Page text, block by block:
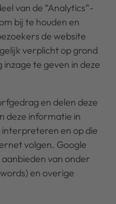
van de “Analytics”-
bij te houden en
de website
verplicht op grond
te geven in deze
en delen deze
deze informatie in
en op die
volgen. Google
van onder
en overige